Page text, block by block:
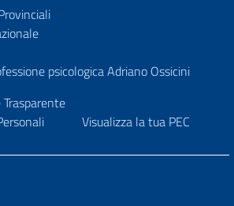
psicologica Adriano Ossicini
Visualizza la tua PEC